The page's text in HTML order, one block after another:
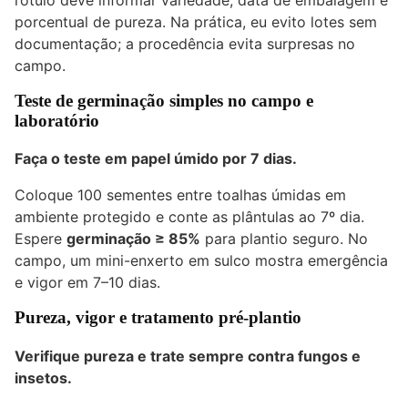
porcentual de pureza. Na prática, eu evito lotes sem
documentação; a procedência evita surpresas no
campo.
Teste de germinação simples no campo e
laboratório
Faça o teste em papel úmido por 7 dias.
Coloque 100 sementes entre toalhas úmidas em
ambiente protegido e conte as plântulas ao 7º dia.
Espere germinação ≥ 85% para plantio seguro. No
campo, um mini-enxerto em sulco mostra emergência
e vigor em 7–10 dias.
Pureza, vigor e tratamento pré-plantio
Verifique pureza e trate sempre contra fungos e
insetos.